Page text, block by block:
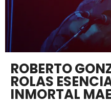
ROBERTO
ROLAS
INMORTAL